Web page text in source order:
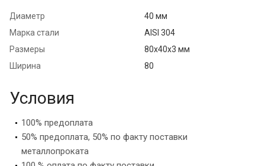
Диаметр
40 мм
Марка стали
AISI 304
Размеры
80х40х3 мм
Ширина
80
Условия
100% предоплата
50% предоплата, 50% по факту поставки
металлопроката